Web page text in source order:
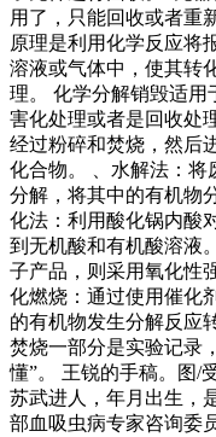
用了，只能回收或者重
原理是利用化学反应将
溶液或气体中，使其转
理。 化学分解销毁适用
害化处理或者是回收处
经过粉碎和焚烧，然后
化合物。 、水解法：将
分解，将其中的有机物
化法：利用酸化锅内酸
到无机酸和有机酸溶液
子产品，则采用氧化性
化燃烧：通过使用催化
的有机物发生分解反应
焚烧一部分是实验记录
懂”。 王锐的手稿。图/
苏武进人，年月出生，
部血吸虫病专家咨询委